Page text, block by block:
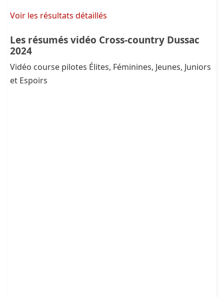
Voir les résultats détaillés
Les résumés vidéo Cross-country Dussac
2024
Vidéo course pilotes Élites, Féminines, Jeunes, Juniors
et Espoirs